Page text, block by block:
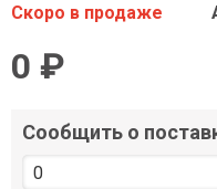
Скоро в продаже
0 ₽
Сообщить о